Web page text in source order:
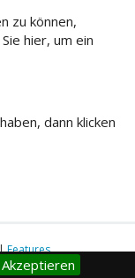
Akzeptieren
zu können,
hier, um ein
dann klicken
Features